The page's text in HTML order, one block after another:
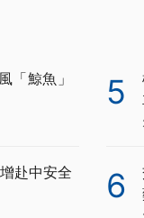
「鯨魚」
赴中安全
5
6